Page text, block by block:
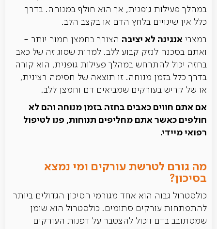
במהלך פעילות גופנית, אך הוא חולף במנוחה. בדרך
כלל אין שינויים בלחץ הדם או בקצב הלב.
במצבי אנגינה לא יציבה הצורך בחמצן חמור יותר -
ואתם בסכנה לנזק קבוע ללב. למרות שסוג זה של כאב
בחזה יכול להתרחש במהלך פעילות גופנית, הוא קורה
בדרך כלל בזמן מנוחה. זו תוצאה של חסימה רצינית,
או של קריש בעורקים שמביאים דם וחמצן ללב.
אם אתם חווים כאבים בחזה בזמן מנוחה והם לא
חולפים כאשר אתם מחליפים תנוחות, פנו לטיפול
רפואי מיידי.
מה גורם לטרשת עורקים ומי נמצא
בסיכון?
כולסטרול גבוה הוא אחד מגורמי הסיכון הגדולים ביותר
להתפתחות עורקים סתומים. כולסטרול הוא שומן
שמסתובב בדם ויכול להצטבר על דפנות העורקים